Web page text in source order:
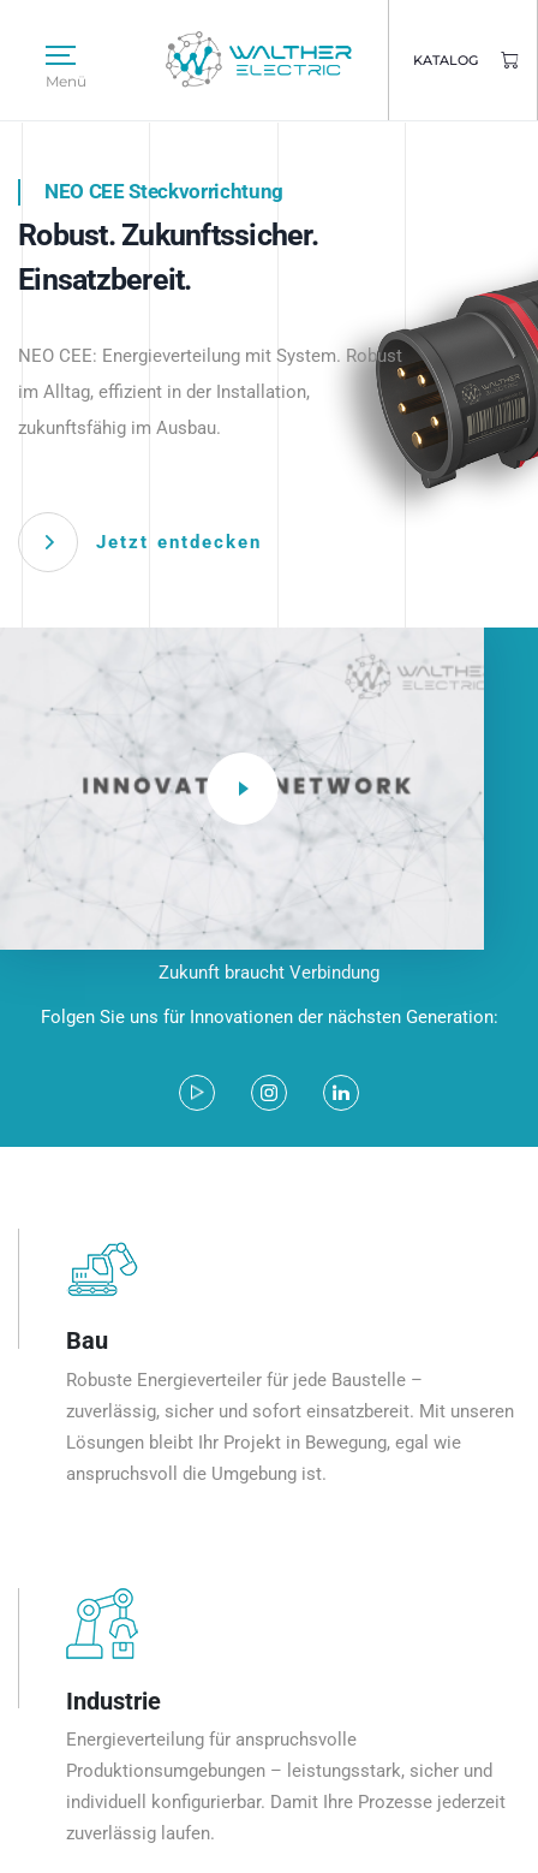
Menü
KATALOG
Intelligente Stromverteilung
beginnt hier.
NEO CEE Steckvorrichtung
Robust. Zukunftssicher.
Einsatzbereit.
NEO CEE: Energieverteilung mit System. Robust
im Alltag, effizient in der Installation,
zukunftsfähig im Ausbau.
Jetzt entdecken
Intelligenz trifft Energie.
Anwendungen – robust, IP-geschützt und
zukunftsfähig.
Zukunft braucht Verbindung
Folgen Sie uns für Innovationen der nächsten Generation:
Bau
Robuste Energieverteiler für jede Baustelle –
zuverlässig, sicher und sofort einsatzbereit. Mit unseren
Lösungen bleibt Ihr Projekt in Bewegung, egal wie
anspruchsvoll die Umgebung ist.
Industrie
Energieverteilung für anspruchsvolle
Produktionsumgebungen – leistungsstark, sicher und
individuell konfigurierbar. Damit Ihre Prozesse jederzeit
zuverlässig laufen.